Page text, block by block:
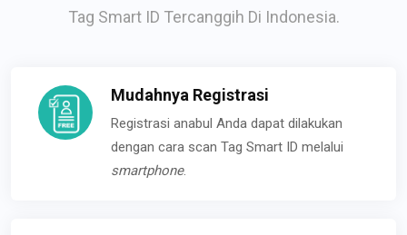
Tag Smart ID Tercanggih Di Indonesia.
Mudahnya Registrasi
Registrasi anabul Anda dapat dilakukan
dengan cara scan Tag Smart ID melalui
smartphone.